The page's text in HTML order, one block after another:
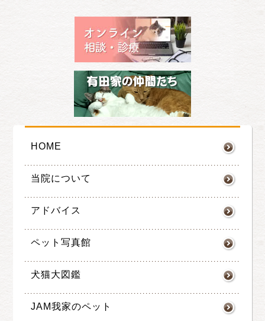
HOME
当院について
アドバイス
ペット写真館
犬猫大図鑑
JAM我家のペット